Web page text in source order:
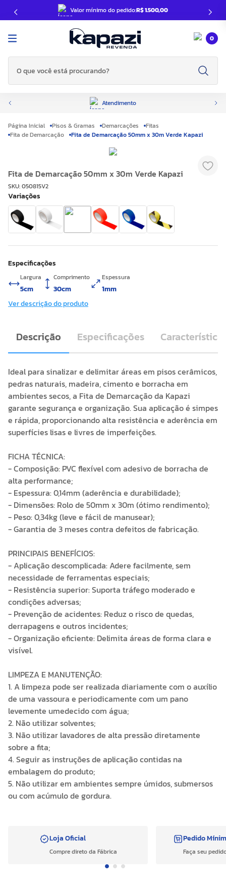
Valor mínimo do pedido:R$ 1.500,00
0
O que você está procurando?
Atendimento
Pisos & Gramas Demarcações
Fitas
Fita de Demarcação
Fita de Demarcação 50mm x 30m Verde Kapazi
Fita de Demarcação 50mm x 30m Verde Kapazi
SKU:050815V2
Especificações
Largura
5cm
Comprimento
30cm
Espessura
1mm
Ver descrição do produto
Descrição Especificações
Ideal para sinalizar e delimitar áreas em pisos cerâmicos,
pedras naturais, madeira, cimento e borracha em
ambientes secos, a Fita de Demarcação da Kapazi
garante segurança e organização. Sua aplicação é simpes
e rápida, proporcionando alta resistência e aderência em
superfícies lisas e livres de imperfeições.
FICHA TÉCNICA:
- Composição: PVC flexível com adesivo de borracha de
alta performance;
- Espessura: 0,14mm (aderência e durabilidade);
- Dimensões: Rolo de 50mm x 30m (ótimo rendimento);
- Peso: 0,34kg (leve e fácil de manusear);
- Garantia de 3 meses contra defeitos de fabricação.
PRINCIPAIS BENEFÍCIOS:
- Aplicação descomplicada: Adere facilmente, sem
necessidade de ferramentas especiais;
- Resistência superior: Suporta tráfego moderado e
condições adversas;
- Prevenção de acidentes: Reduz o risco de quedas,
derrapagens e outros incidentes;
- Organização eficiente: Delimita áreas de forma clara e
visível.
LIMPEZA E MANUTENÇÃO:
1. A limpeza pode ser realizada diariamente com o auxílio
de uma vassoura e periodicamente com um pano
levemente umedecido com água;
2. Não utilizar solventes;
3. Não utilizar lavadores de alta pressão diretamente
sobre a fita;
4. Seguir as instruções de aplicação contidas na
embalagem do produto;
5. Não utilizar em ambientes sempre úmidos, submersos
ou com acúmulo de gordura.
Loja Oficial
Compre direto da Fábrica
Pedido
Faça seu